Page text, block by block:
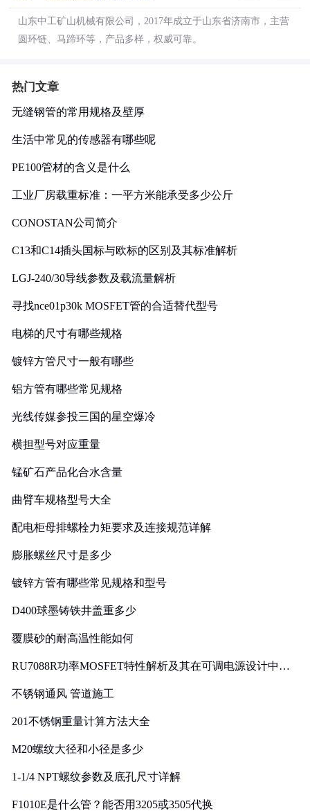
山东中工矿山机械有限公司，2017年成立于山东省济南市，主营
圆环链、马蹄环等，产品多样，权威可靠。
热门文章
无缝钢管的常用规格及壁厚
生活中常见的传感器有哪些呢
PE100管材的含义是什么
工业厂房载重标准：一平方米能承受多少公斤
CONOSTAN公司简介
C13和C14插头国标与欧标的区别及其标准解析
LGJ-240/30导线参数及载流量解析
寻找nce01p30k MOSFET管的合适替代型号
电梯的尺寸有哪些规格
镀锌方管尺寸一般有哪些
铝方管有哪些常见规格
光线传媒参投三国的星空爆冷
横担型号对应重量
锰矿石产品化合水含量
曲臂车规格型号大全
配电柜母排螺栓力矩要求及连接规范详解
膨胀螺丝尺寸是多少
镀锌方管有哪些常见规格和型号
D400球墨铸铁井盖重多少
覆膜砂的耐高温性能如何
RU7088R功率MOSFET特性解析及其在可调电源设计中的
不锈钢通风 管道施工
201不锈钢重量计算方法大全
M20螺纹大径和小径是多少
1-1/4 NPT螺纹参数及底孔尺寸详解
F1010E是什么管？能否用3205或3505代换